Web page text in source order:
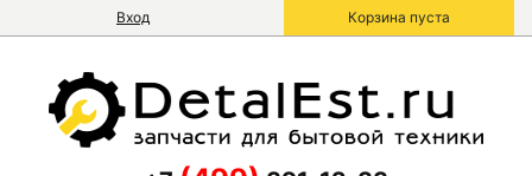
Вход Корзина пуста